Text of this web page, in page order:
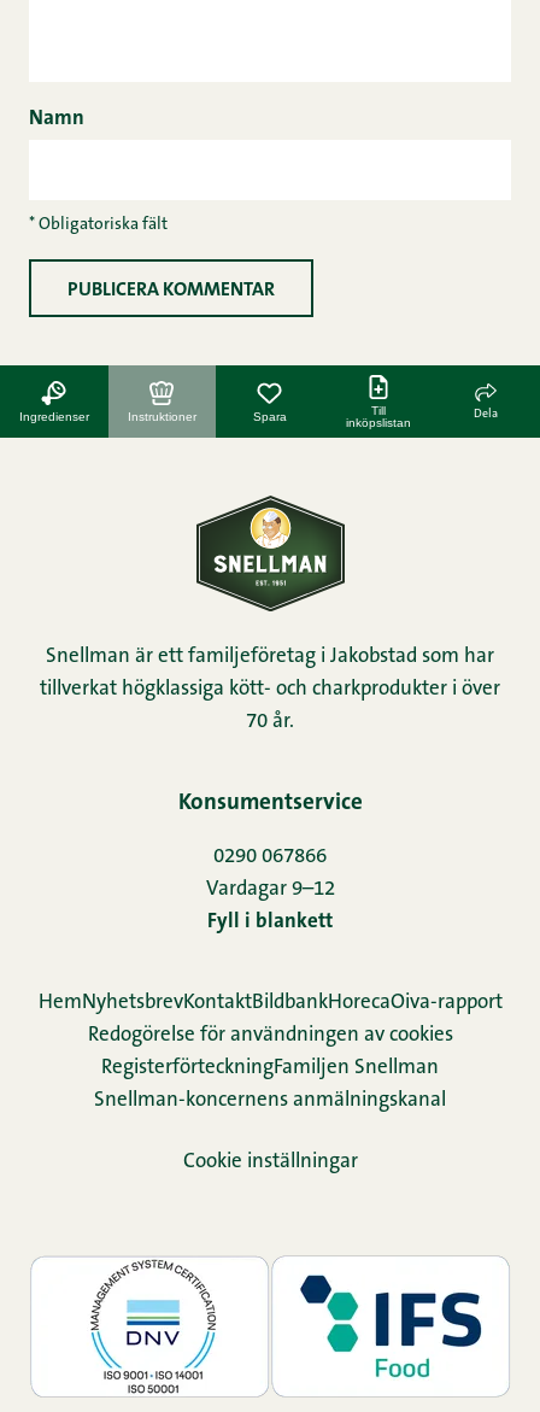
Namn
* Obligatoriska fält
Ingredienser Instruktioner Spara
Till
inköpslistan
Dela
Snellman är ett familjeföretag i Jakobstad som har
tillverkat högklassiga kött- och charkprodukter i över
70 år.
Konsumentservice
0290 067866
Vardagar 9–12
Fyll i blankett
HemNyhetsbrevKontaktBildbankHorecaOiva-rapport
Redogörelse för användningen av cookies
Re­gis­ter­för­teck­ningFamiljen Snellman
Snellman-koncernens anmälningskanal
Cookie inställningar